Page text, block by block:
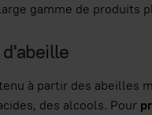
gamme de produits
à partir des abeilles
des alcools. Pour